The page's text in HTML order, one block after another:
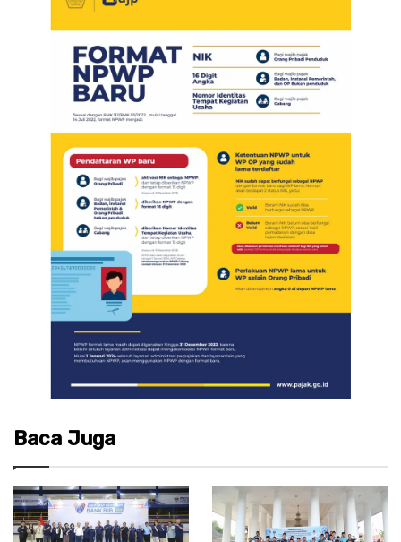
Baca Juga